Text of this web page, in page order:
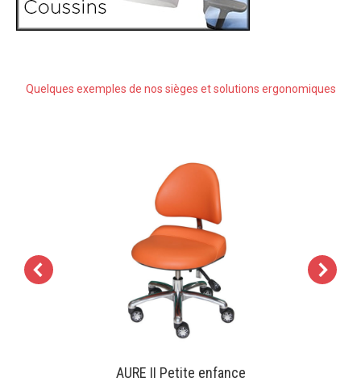
Quelques exemples de nos sièges et solutions ergonomiques
AURE II Petite enfance